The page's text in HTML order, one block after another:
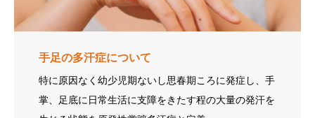
手足の多汗症について
特に原因なく幼少児期ないし思春期ころに発症し、手
掌、足底に日常生活に支障をきたす程の大量の発汗を